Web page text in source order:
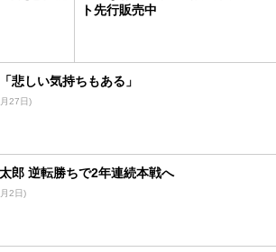
ト先行販売中
悲しい気持ちもある」
27日)
郎 逆転勝ちで2年連続本戦へ
2日)